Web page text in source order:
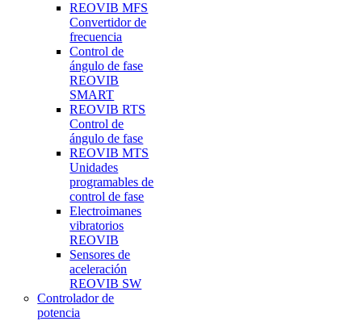
REOVIB MFS
Convertidor de
frecuencia
Control de
ángulo de fase
REOVIB
SMART
REOVIB RTS
Control de
ángulo de fase
REOVIB MTS
Unidades
programables de
control de fase
Electroimanes
vibratorios
REOVIB
Sensores de
aceleración
REOVIB SW
Controlador de
potencia